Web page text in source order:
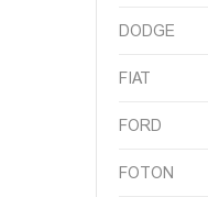
DODGE
FIAT
FORD
FOTON